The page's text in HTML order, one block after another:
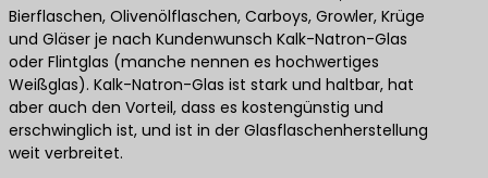
Bierflaschen, Olivenölflaschen, Carboys, Growler, Krüge
und Gläser je nach Kundenwunsch Kalk-Natron-Glas
oder Flintglas (manche nennen es hochwertiges
Weißglas). Kalk-Natron-Glas ist stark und haltbar, hat
aber auch den Vorteil, dass es kostengünstig und
erschwinglich ist, und ist in der Glasflaschenherstellung
weit verbreitet.